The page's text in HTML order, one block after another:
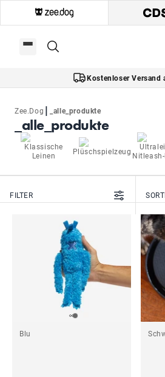
Kostenloser Versand
_alle_produkte
Zee.Dog | _alle_produkte
Klassische
Leinen
Plüschspielzeug
FILTER
Blu